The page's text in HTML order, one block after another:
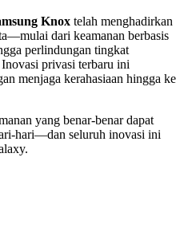
Knox telah menghadirkan
dari keamanan berbasis
perlindungan tingkat
Inovasi privasi terbaru ini
menjaga kerahasiaan hingga ke
yang benar-benar dapat
hari—dan seluruh inovasi ini